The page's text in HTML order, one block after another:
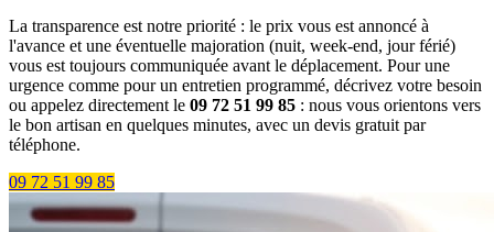
La transparence est notre priorité : le prix vous est annoncé à
l'avance et une éventuelle majoration (nuit, week-end, jour férié)
vous est toujours communiquée avant le déplacement. Pour une
urgence comme pour un entretien programmé, décrivez votre besoin
ou appelez directement le 09 72 51 99 85 : nous vous orientons vers
le bon artisan en quelques minutes, avec un devis gratuit par
téléphone.
09 72 51 99 85